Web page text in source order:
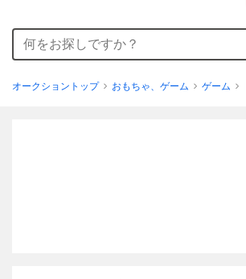
オークショントップ おもちゃ、ゲーム ゲーム